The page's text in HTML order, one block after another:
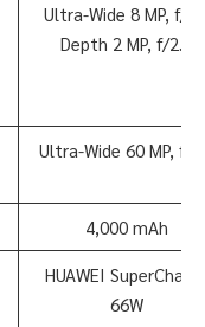
Ultra-Wide 8 MP, f/
Depth 2 MP, f/2.4
Ultra-Wide 60 MP, f/
4,000 mAh
HUAWEI
66W